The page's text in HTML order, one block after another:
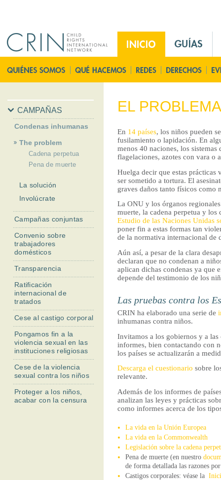
n
M
n
E
s
á
EL PROBLEMA
En 14 países, los niños pueden
fusilamiento o lapidación. En
menos 40 naciones, los
flagelaciones, azotes con vara o
Huelga decir que estas
ser sometido a tortura. El
graves daños tanto físicos como
La ONU y los órganos
muerte, la cadena perpetua y
Estudio de las Naciones Unidas
poner fin a estas formas tan
de la normativa internacional de
Aún así, a pesar de la clara
declaran que no condenan a
aplican dichas condenas ya que
depende del testimonio de los
Las pruebas contra los
CRIN ha elaborado una serie de
inhumanas contra niños.
Invitamos a los gobiernos y a
informes, bien contactando con
los países se actualizarán a
Descarga el cuestionario sobre
relevante.
Además de los informes de
analizan las leyes y prácticas
como informes acerca de los
La vida en la Unión Europea
La vida en la Commonwealth
Legislación sobre la cadena
Pena de muerte (en nuestro
de forma detallada las razones
Castigos corporales: véase la
CAMPAÑAS
Condenas inhumanas
The problem
Cadena perpetua
Pena de muerte
La solución
Involúcrate
Campañas conjuntas
Convenio sobre
trabajadores
domésticos
Transparencia
Ratificación
internacional de
tratados
Cese al castigo corporal
Pongamos fin a la
violencia sexual en las
instituciones religiosas
Cese de la violencia
sexual contra los niños
Proteger a los niños,
acabar con la censura